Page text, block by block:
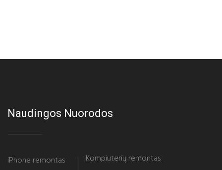
Naudingos Nuorodos
iPhone remontas
Kompiuterių remontas